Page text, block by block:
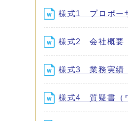
様式1 プロポー
様式2 会社概要
様式3 業務実績
様式4 質疑書（